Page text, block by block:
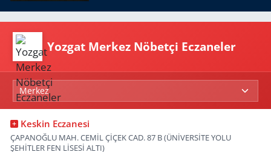
Yozgat Merkez Nöbetçi Eczaneler
Keskin Eczanesi
ÇAPANOĞLU MAH. CEMİL ÇİÇEK CAD. 87 B (ÜNİVERSİTE YOLU
ŞEHİTLER FEN LİSESİ ALTI)